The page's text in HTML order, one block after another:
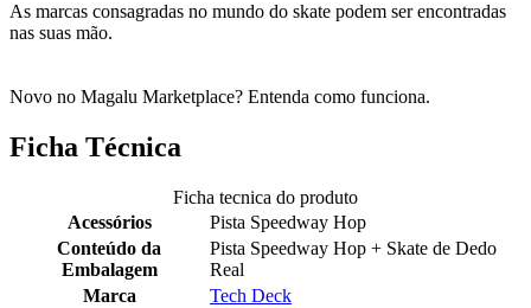
As marcas consagradas no mundo do skate podem ser encontradas
nas suas mão.
Novo no Magalu Marketplace? Entenda como funciona.
Ficha Técnica
Ficha tecnica do produto
Acessórios
Pista Speedway Hop
Conteúdo da
Embalagem
Pista Speedway Hop + Skate de Dedo
Real
Marca
Tech Deck